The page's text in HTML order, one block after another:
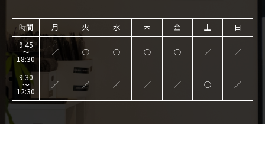
時間 月 火 水 木 金 土
日
9:45
～
18:30
／ ○ ○ ○ ○ ／ ／
9:30
～
12:30
／ ／ ／ ／ ／ ○ ／